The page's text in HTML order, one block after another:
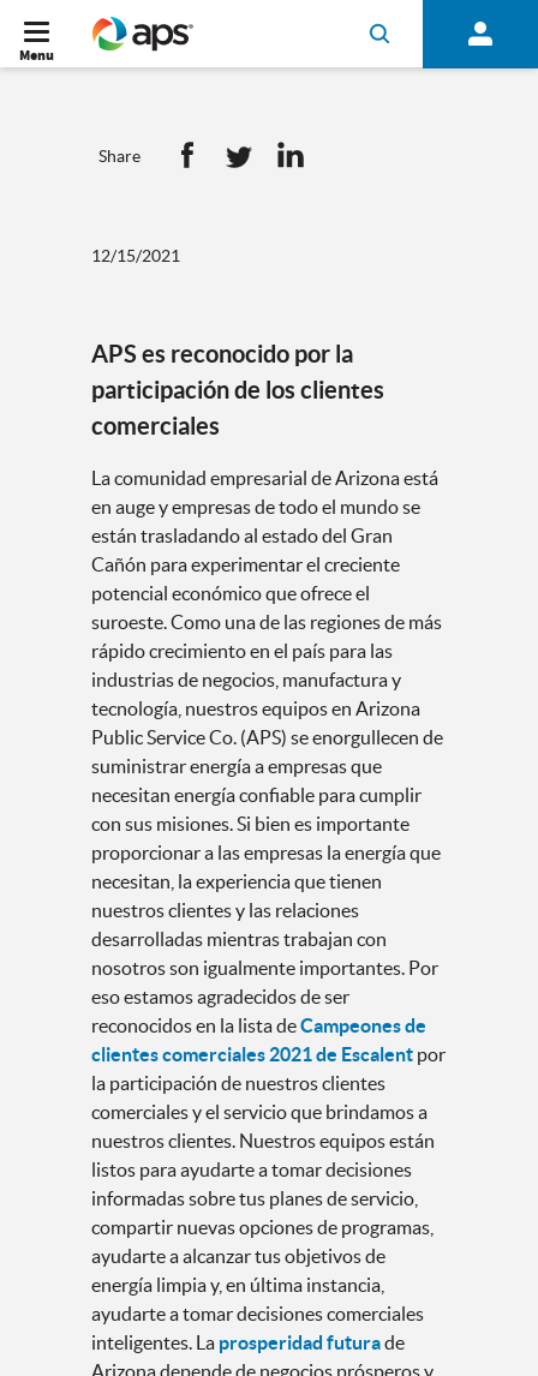
Menu
12/15/2021
Share
APS es reconocido por la
participación de los clientes
comerciales
La comunidad empresarial de Arizona está
en auge y empresas de todo el mundo se
están trasladando al estado del Gran
Cañón para experimentar el creciente
potencial económico que ofrece el
suroeste. Como una de las regiones de más
rápido crecimiento en el país para las
industrias de negocios, manufactura y
tecnología, nuestros equipos en Arizona
Public Service Co. (APS) se enorgullecen de
suministrar energía a empresas que
necesitan energía confiable para cumplir
con sus misiones. Si bien es importante
proporcionar a las empresas la energía que
necesitan, la experiencia que tienen
nuestros clientes y las relaciones
desarrolladas mientras trabajan con
nosotros son igualmente importantes. Por
eso estamos agradecidos de ser
reconocidos en la lista deCampeones de
clientes comerciales 2021 de Escalent por
la participación de nuestros clientes
comerciales y el servicio que brindamos a
nuestros clientes. Nuestros equipos están
listos para ayudarte a tomar decisiones
informadas sobre tus planes de servicio,
compartir nuevas opciones de programas,
ayudarte a alcanzar tus objetivos de
energía limpia y, en última instancia,
ayudarte a tomar decisiones comerciales
inteligentes. La prosperidad futurade
Arizona depende de negocios prósperos y